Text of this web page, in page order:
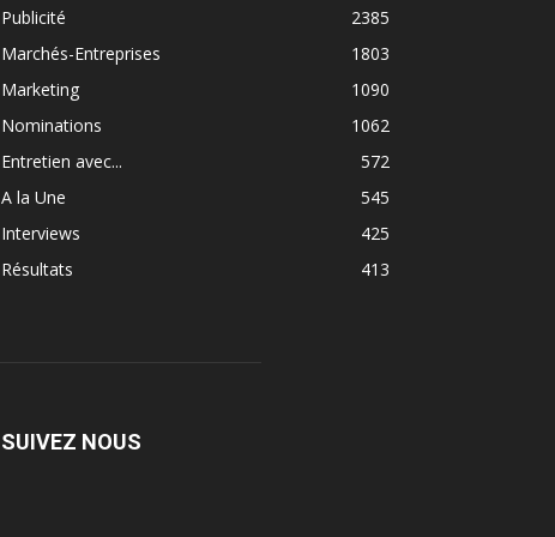
Publicité
2385
Marchés-Entreprises
1803
Marketing
1090
Nominations
1062
Entretien avec...
572
A la Une
545
Interviews
425
Résultats
413
SUIVEZ NOUS